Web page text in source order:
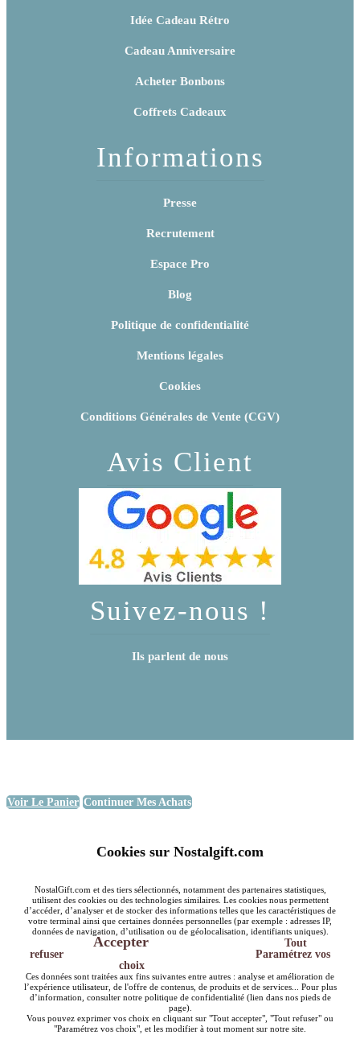
Idée Cadeau Rétro
Cadeau Anniversaire
Acheter Bonbons
Coffrets Cadeaux
Informations
Presse
Recrutement
Espace Pro
Blog
Politique de confidentialité
Mentions légales
Cookies
Conditions Générales de Vente (CGV)
Avis Client
Suivez-nous !
Ils parlent de nous
Voir Le Panier Continuer Mes Achats
Cookies sur Nostalgift.com
NostalGift.com et des tiers sélectionnés, notamment des partenaires statistiques,
utilisent des cookies ou des technologies similaires. Les cookies nous permettent
d’accéder, d’analyser et de stocker des informations telles que les caractéristiques de
votre terminal ainsi que certaines données personnelles (par exemple : adresses IP,
données de navigation, d’utilisation ou de géolocalisation, identifiants uniques).
Accepter
Tout
refuser
Paramétrez vos
choix
Ces données sont traitées aux fins suivantes entre autres : analyse et amélioration de
l’expérience utilisateur, de l'offre de contenus, de produits et de services... Pour plus
d’information, consulter notre politique de confidentialité (lien dans nos pieds de
page).
Vous pouvez exprimer vos choix en cliquant sur "Tout accepter", "Tout refuser" ou
"Paramétrez vos choix", et les modifier à tout moment sur notre site.